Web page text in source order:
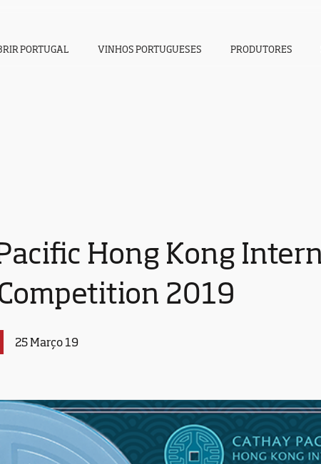
Hong Kong
2019
25 Março 19
PORTUGAL VINHOS PORTUGUESES PRODUTORES